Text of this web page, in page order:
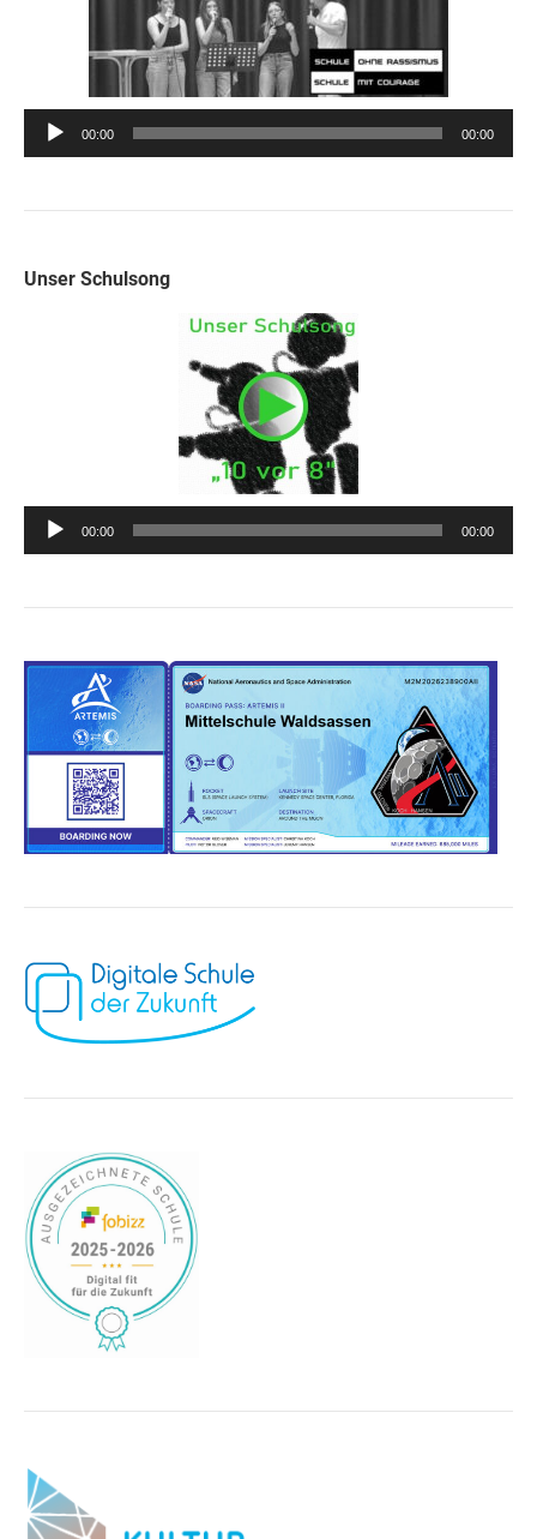
Audio-
00:00 00:00
Unser Schulsong
Audio-
00:00 00:00